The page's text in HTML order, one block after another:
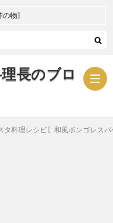
長のブロ
〗
タ料理レシピ〖和風ボンゴレス